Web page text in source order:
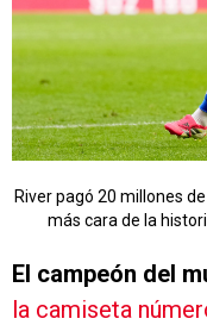
River pagó 20 millones
más cara de la
El campeón del
la camiseta